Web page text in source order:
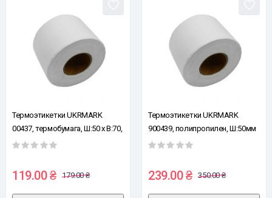
Термоэтикетки UKRMARK
00437, термобумага, Ш:50 х В:70,
рул: 100эт, белые
119.00 ₴ 179.00 ₴
Термоэтикетки UKRMARK
900439, полипропилен, Ш:50мм
х В:70мм, рул: 100эт, белые
239.00 ₴ 350.00 ₴